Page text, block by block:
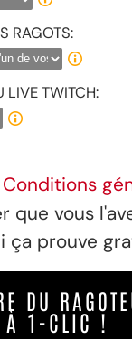
RAGOTS:
LIVE TWITCH:
que vous
ça prouve
DU
À 1-CLIC !